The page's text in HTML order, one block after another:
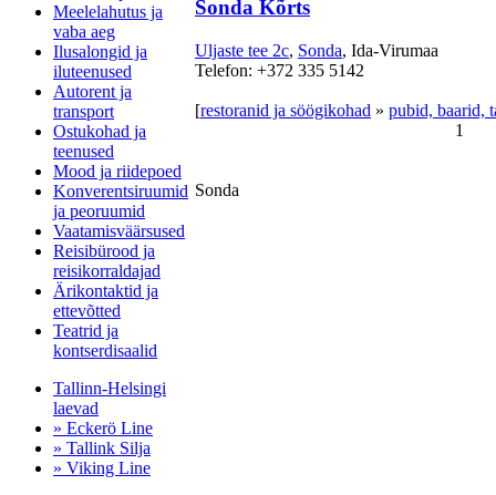
Meelelahutus ja
vaba aeg
Ilusalongid ja
iluteenused
Autorent ja
transport
Ostukohad ja
teenused
Mood ja riidepoed
Konverentsiruumid
ja peoruumid
Vaatamisväärsused
Reisibürood ja
reisikorraldajad
Ärikontaktid ja
ettevõtted
Teatrid ja
kontserdisaalid
Tallinn-Helsingi
laevad
» Eckerö Line
» Tallink Silja
» Viking Line
Sonda Kõrts
Uljaste tee 2c, Sonda, Ida-Virumaa
Telefon: +372 335 5142
[restoranid ja söögikohad » pubid, baarid,
1
Sonda